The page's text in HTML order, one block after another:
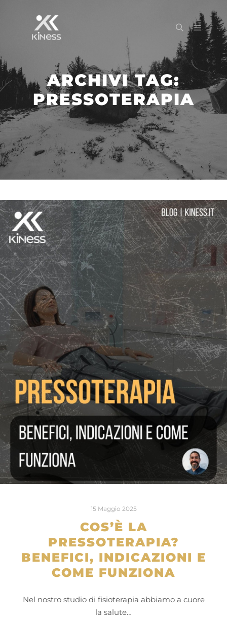
ARCHIVI TAG:
PRESSOTERAPIA
15 Maggio 2025
COS’È LA
PRESSOTERAPIA?
BENEFICI, INDICAZIONI E
COME FUNZIONA
Nel nostro studio di fisioterapia abbiamo a cuore
la salute…